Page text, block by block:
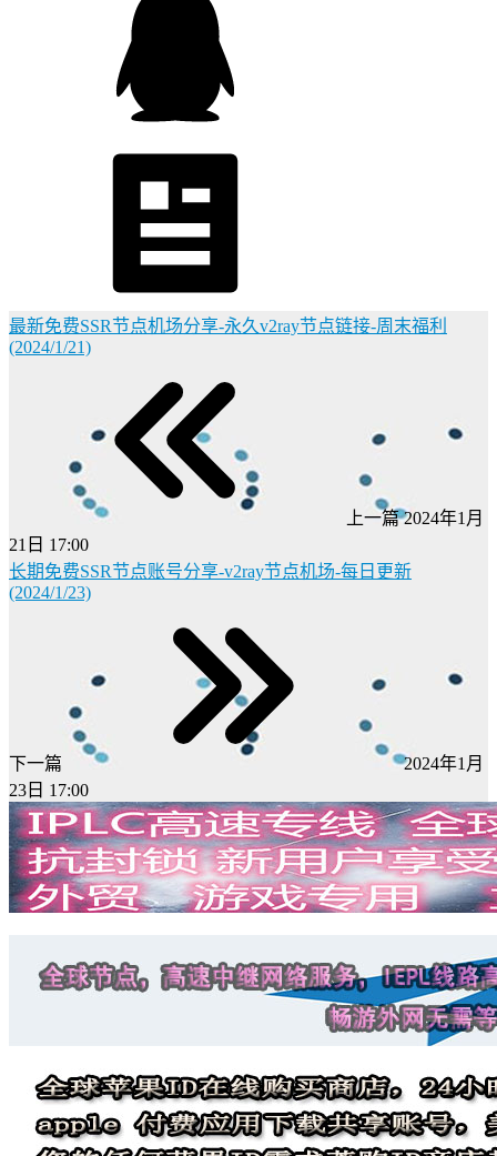
最新免费SSR节点机场分享-永久v2ray节点链接-周末福利
(2024/1/21)
上一篇 2024年1月
21日 17:00
长期免费SSR节点账号分享-v2ray节点机场-每日更新
(2024/1/23)
下一篇
2024年1月
23日 17:00